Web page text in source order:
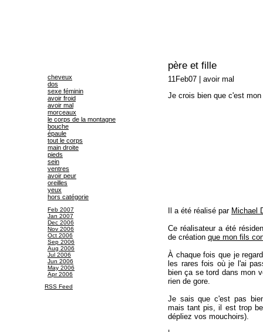
cheveux
dos
sexe féminin
avoir froid
avoir mal
morceaux
le corps de la montagne
bouche
épaule
tout le corps
main droite
pieds
sein
ventres
avoir peur
oreilles
yeux
hors catégorie
Feb 2007
Jan 2007
Dec 2006
Nov 2006
Oct 2006
Sep 2006
Aug 2006
Jul 2006
Jun 2006
May 2006
Apr 2006
RSS Feed
père et fille
11Feb07
avoir mal
Je crois bien que c'est
Il a été réalisé par Michael
Ce réalisateur a été
de création que mon fils
À chaque fois que je
les rares fois où je l'ai
bien ça se tord dans mon
rien de gore.
Je sais que c'est pas
mais tant pis, il est trop
dépliez vos mouchoirs).